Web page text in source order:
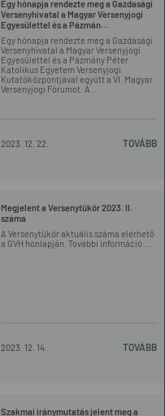
Egy hónapja rendezte meg a Gazdasági
Versenyhivatal a Magyar Versenyjogi
Egyesülettel és a Pázmán...
Egy hónapja rendezte meg a Gazdasági
Versenyhivatal a Magyar Versenyjogi
Egyesülettel és a Pázmány Péter
Katolikus Egyetem Versenyjogi
Kutatóközpontjával együtt a VI. Magyar
Versenyjogi Fórumot. A ...
2023. 12. 22. TOVÁBB
Megjelent a Versenytükör 2023. II.
száma
A Versenytükör aktuális száma elérhető
a GVH honlapján. További információ ...
2023. 12. 14. TOVÁBB
Szakmai iránymutatás jelent meg a